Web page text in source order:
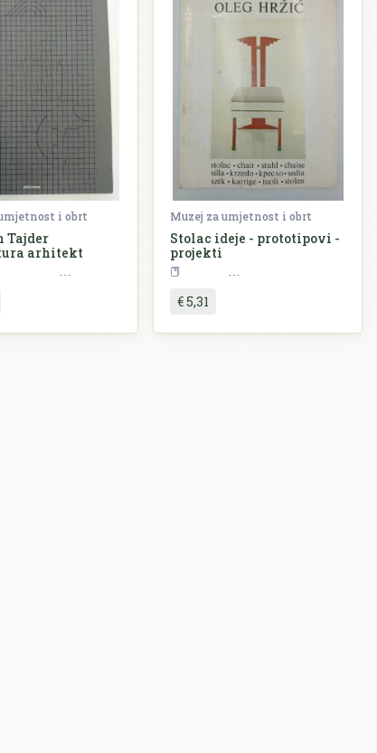
i obrt
Tajder
arhitekt
Arhitektura
Muzej za umjetnost i obrt
Stolac ideje - prototipovi -
projekti
€ 5,31